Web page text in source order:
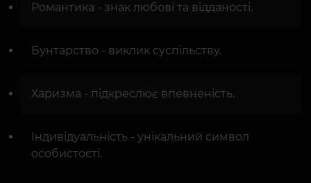
Романтика - знак любові та відданості.
Бунтарство - виклик суспільству.
Харизма - підкреслює впевненість.
Індивідуальність - унікальний символ
особистості.